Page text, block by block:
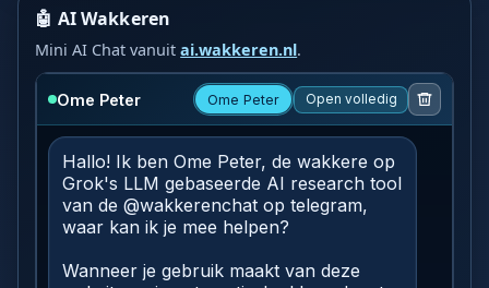
🤖 AI Wakkeren
Mini AI Chat vanuitai.wakkeren.nl.